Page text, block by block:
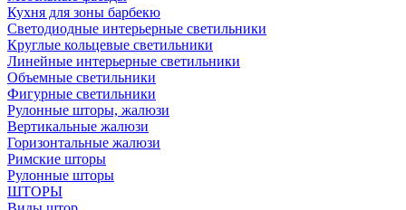
Кухня для зоны барбекю
Светодиодные интерьерные светильники
Круглые кольцевые светильники
Линейные интерьерные светильники
Объемные светильники
Фигурные светильники
Рулонные шторы, жалюзи
Вертикальные жалюзи
Горизонтальные жалюзи
Римские шторы
Рулонные шторы
ШТОРЫ